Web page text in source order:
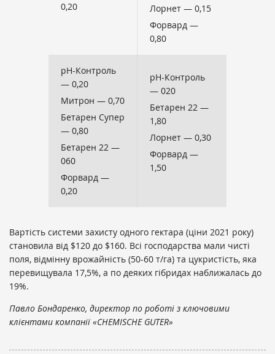
0,20
Лорнет — 0,15
Форвард —
0,80
pH-Контроль
— 0,20
Митрон — 0,70
Бетарен Супер
— 0,80
Бетарен 22 —
060
Форвард —
0,20
pH-Контроль
— 020
Бетарен 22 —
1,80
Лорнет — 0,30
Форвард —
1,50
Вартість системи захисту одного гектара (ціни 2021 року)
становила від $120 до $160. Всі господарства мали чисті
поля, відмінну врожайність (50-60 т/га) та цукристість, яка
перевищувала 17,5%, а по деяких гібридах наближалась до
19%.
Павло Бондаренко, директор по роботі з ключовими
клієнтами компанії «CHEMISCHE GUTER»